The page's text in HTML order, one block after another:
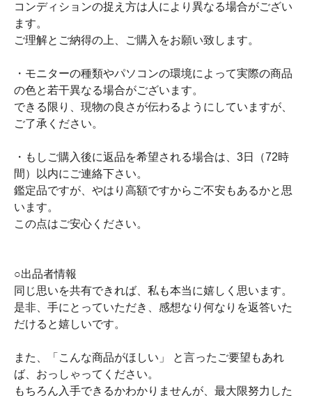
コンディションの捉え方は人により異なる場合がござい
ます。
ご理解とご納得の上、ご購入をお願い致します。
・モニターの種類やパソコンの環境によって実際の商品
の色と若干異なる場合がございます。
できる限り、現物の良さが伝わるようにしていますが、
ご了承ください。
・もしご購入後に返品を希望される場合は、3日（72時
間）以内にご連絡下さい。
鑑定品ですが、やはり高額ですからご不安もあるかと思
います。
この点はご安心ください。
○出品者情報
同じ思いを共有できれば、私も本当に嬉しく思います。
是非、手にとっていただき、感想なり何なりを返答いた
だけると嬉しいです。
また、「こんな商品がほしい」 と言ったご要望もあれ
ば、おっしゃってください。
もちろん入手できるかわかりませんが、最大限努力した